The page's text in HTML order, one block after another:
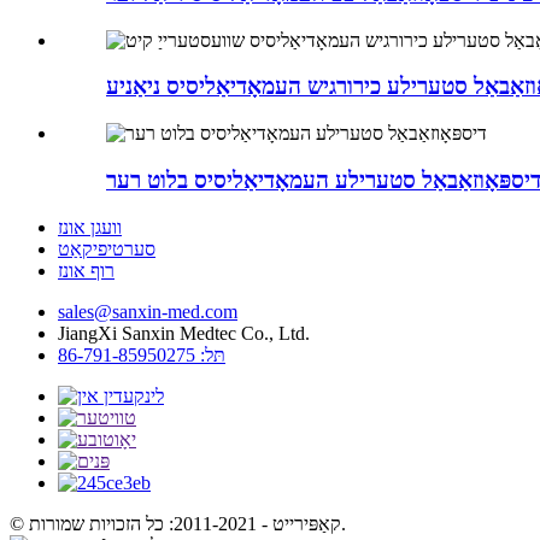
דיספּאָוזאַבאַל סטערילע העמאָדיאַליסיס בלוט רער
וועגן אונז
סערטיפיקאַט
רוף אונז
sales@sanxin-med.com
JiangXi Sanxin Medtec Co., Ltd.
תּל: 86-791-85950275
© קאַפּירייט - 2011-2021: כל הזכויות שמורות.